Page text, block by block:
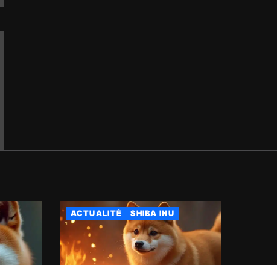
ACTUALITÉ SHIBA INU